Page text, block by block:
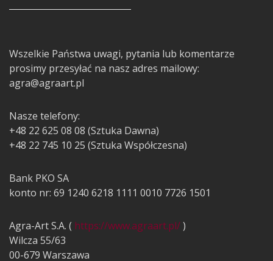
Wszelkie Państwa uwagi, pytania lub komentarze
prosimy przesyłać na nasz adres mailowy:
agra@agraart.pl
Nasze telefony:
+48 22 625 08 08 (Sztuka Dawna)
+48 22 745 10 25 (Sztuka Współczesna)
Bank PKO SA
konto nr: 69 1240 6218 1111 0010 7726 1501
Agra-Art S.A. ( https://www.agraart.pl/)
Wilcza 55/63
00-679 Warszawa